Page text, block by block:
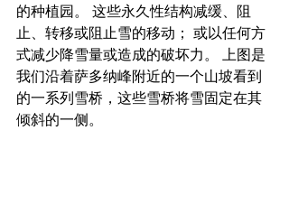
的种植园。 这些永久性结构减缓、阻
止、转移或阻止雪的移动； 或以任何方
式减少降雪量或造成的破坏力。 上图是
我们沿着萨多纳峰附近的一个山坡看到
的一系列雪桥，这些雪桥将雪固定在其
倾斜的一侧。